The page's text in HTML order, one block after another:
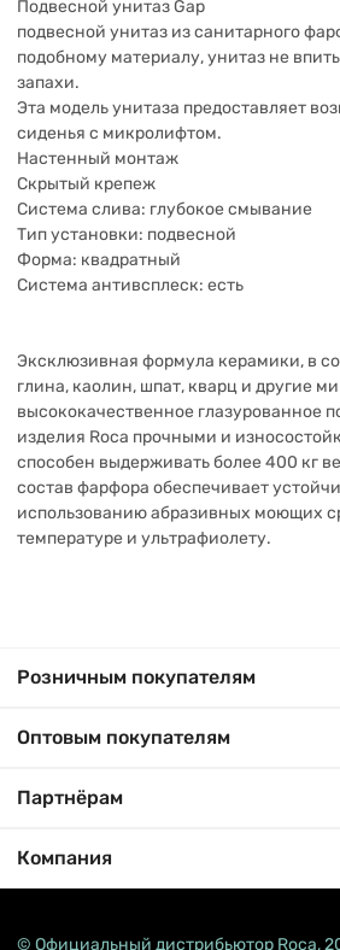
Подвесной унитаз Gap
подвесной унитаз из санитарного
подобному материалу, унитаз не
запахи.
Эта модель унитаза предоставляет
сиденья с микролифтом.
Настенный монтаж
Скрытый крепеж
Система слива: глубокое смывание
Тип установки: подвесной
Форма: квадратный
Система антивсплеск: есть
Эксклюзивная формула керамики, в
глина, каолин, шпат, кварц и другие
высококачественное глазурованное
изделия Roca прочными и
способен выдерживать более 400 кг
состав фарфора обеспечивает
использованию абразивных моющих
температуре и ультрафиолету.
Розничным покупателям
Оптовым покупателям
Партнёрам
Компания
© Официальный дистрибьютор Roca,